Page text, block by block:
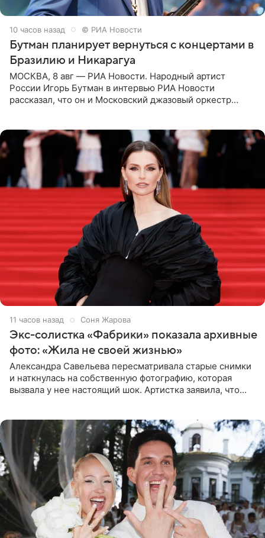
10 часов назад © РИА Новости
Бутман планирует вернуться с концертами в
Бразилию и Никарагуа
МОСКВА, 8 авг — РИА Новости. Народный артист
России Игорь Бутман в интервью РИА Новости
рассказал, что он и Московский джазовый оркестр
11 часов назад Соня Жарова
Экс-солистка «Фабрики» показала архивные
фото: «Жила не своей жизнью»
Александра Савельева пересматривала старые снимки
и наткнулась на собственную фотографию, которая
вызвала у нее настоящий шок. Артистка заявила, что